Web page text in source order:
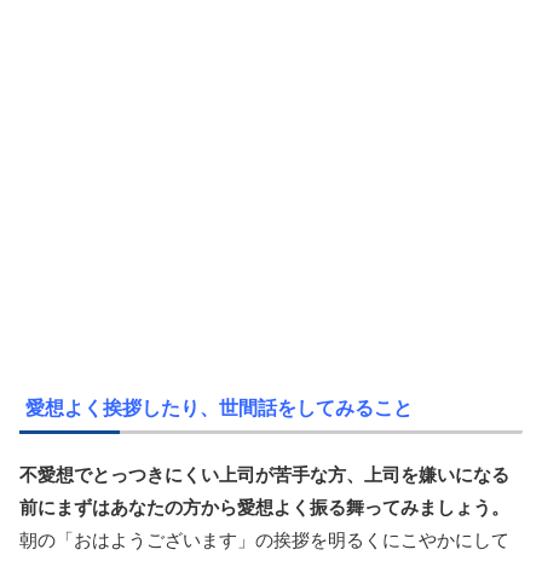
愛想よく挨拶したり、世間話をしてみること
不愛想でとっつきにくい上司が苦手な方、上司を嫌いになる
前にまずはあなたの方から愛想よく振る舞ってみましょう。
朝の「おはようございます」の挨拶を明るくにこやかにして